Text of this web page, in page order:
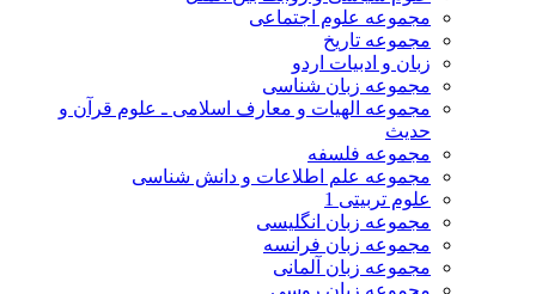
مجموعه علوم اجتماعی
مجموعه تاریخ
زبان و ادبیات اردو
مجموعه زبان شناسی
مجموعه الهیات و معارف اسلامی ـ علوم قرآن و
حدیث
مجموعه فلسفه
مجموعه علم اطلاعات و دانش شناسی
علوم تربیتی 1
مجموعه زبان انگلیسی
مجموعه زبان فرانسه
مجموعه زبان آلمانی